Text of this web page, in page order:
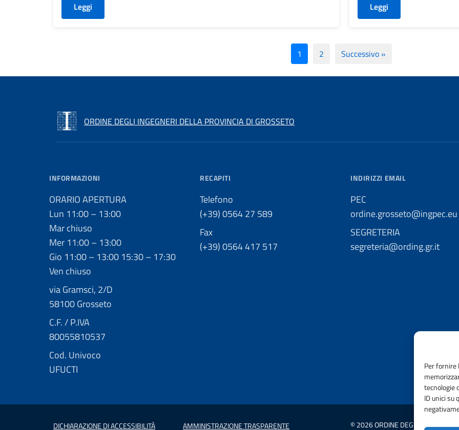
Per fornire
tecnologie
ID unici su
Leggi Leggi
1 2 Successivo »
ORDINE DEGLI INGEGNERI DELLA PROVINCIA DI GROSSETO
INFORMAZIONI
ORARIO APERTURA
Lun 11:00 – 13:00
Mar chiuso
Mer 11:00 – 13:00
Gio 11:00 – 13:00 15:30 – 17:30
Ven chiuso
via Gramsci, 2/D
58100 Grosseto
C.F. / P.IVA
80055810537
Cod. Univoco
UFUCTI
RECAPITI
Telefono
(+39) 0564 27 589
Fax
(+39) 0564 417 517
INDIRIZZI EMAIL
PEC
ordine.grosseto@ingpec.eu
SEGRETERIA
segreteria@ording.gr.it
DICHIARAZIONE DI ACCESSIBILITÀ AMMINISTRAZIONE TRASPARENTE © 2026 ORDINE DEGLI INGEGNERI